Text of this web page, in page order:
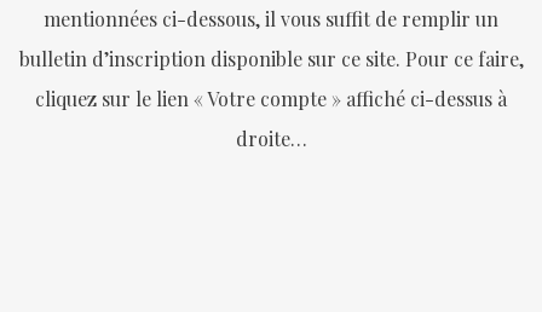
mentionnées ci-dessous, il vous suffit de remplir un
bulletin d’inscription disponible sur ce site. Pour ce faire,
cliquez sur le lien « Votre compte » affiché ci-dessus à
droite…